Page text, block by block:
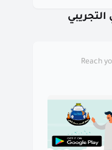
Reach